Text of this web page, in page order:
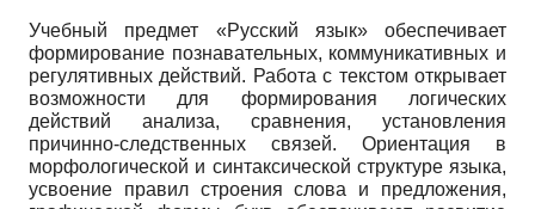
Учебный предмет «Русский язык» обеспечивает
формирование познавательных, коммуникативных и
регулятивных действий. Работа с текстом открывает
возможности для формирования логических
действий анализа, сравнения, установления
причинно-следственных связей. Ориентация в
морфологической и синтаксической структуре языка,
усвоение правил строения слова и предложения,